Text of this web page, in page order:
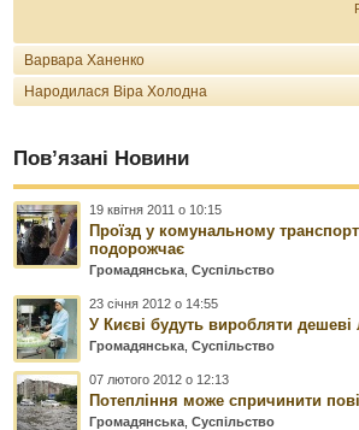
Варвара Ханенко
Народилася Віра Холодна
Пов’язані Новини
19 квітня 2011 о 10:15
Проїзд у комунальному
подорожчає
Громадянська ,Суспільство
23 січня 2012 о 14:55
У Києві будуть виробляти дешеві
Громадянська ,Суспільство
07 лютого 2012 о 12:13
Потепління може спричинити
Громадянська ,Суспільство